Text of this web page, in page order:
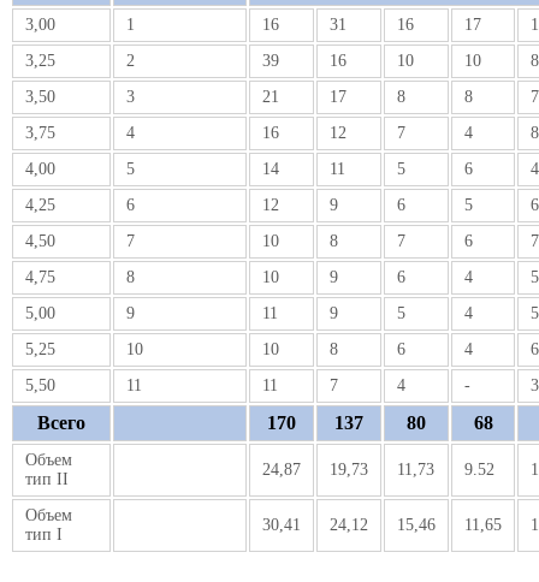
3,00 1 16 31 16 17
3,25
2 39 16 10 10
8
3,50
3 21 17 8 8
7
3,75
4 16 12 7 4
8
4,00
5 14 11 5 6
4
4,25
6 12 9 6 5
6
4,50
7 10 8 7 6
7
4,75
8 10 9 6 4
5
5,00
9 11 9 5 4
5
5,25
10 10 8 6 4
6
5,50
11 11 7 4 - 3
Всего 170 137 80 68
Объем
тип II
24,87 19,73 11,73 9.52
Объем
тип I
30,41 24,12 15,46 11,65